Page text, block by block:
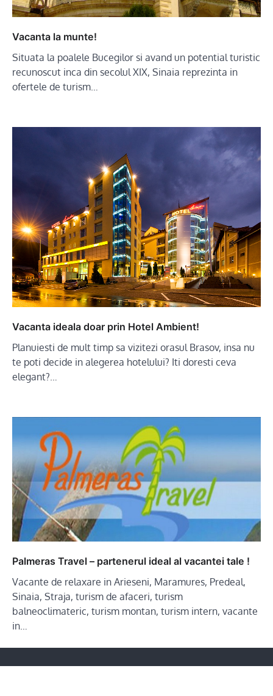
Vacanta la munte!
Situata la poalele Bucegilor si avand un potential turistic
recunoscut inca din secolul XIX, Sinaia reprezinta in
ofertele de turism…
Vacanta ideala doar prin Hotel Ambient!
Planuiesti de mult timp sa vizitezi orasul Brasov, insa nu
te poti decide in alegerea hotelului? Iti doresti ceva
elegant?…
Palmeras Travel – partenerul ideal al vacantei tale !
Vacante de relaxare in Arieseni, Maramures, Predeal,
Sinaia, Straja, turism de afaceri, turism
balneoclimateric, turism montan, turism intern, vacante
in…